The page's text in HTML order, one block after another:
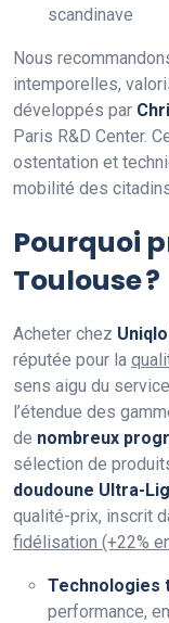
scandinave
Nous
intemporelles,
développés par
Paris R&D Center.
ostentation et
mobilité des
Pourquoi
Toulouse ?
Acheter chez
réputée pour la
sens aigu du
l’étendue des
de nombreux
sélection de
doudoune Ultra-
qualité-prix, inscrit
fidélisation (+22%
Technologies
performance,